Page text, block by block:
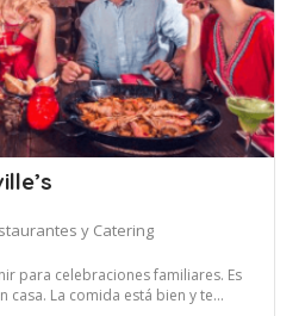
y Catering
para celebraciones familiares. Es
casa. La comida está bien y te...